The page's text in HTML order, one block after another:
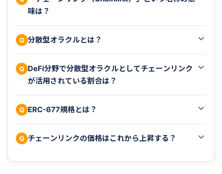
味は？
Q 分散型オラクルとは？
Q DeFi分野で分散型オラクルとしてチェーンリンク
が活用されている割合は？
Q ERC-677規格とは？
Q チェーンリンクの価格はこれから上昇する？